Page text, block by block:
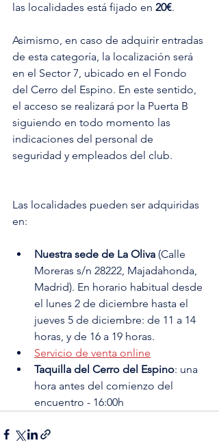
las localidades está fijado en 20€.
Asimismo, en caso de adquirir entradas
de esta categoría, la localización será
en el Sector 7, ubicado en el Fondo
del Cerro del Espino. En este sentido,
el acceso se realizará por la Puerta B
siguiendo en todo momento las
indicaciones del personal de
seguridad y empleados del club.
Las localidades pueden ser adquiridas
en:
Nuestra sede de La Oliva (Calle
Moreras s/n 28222, Majadahonda,
Madrid). En horario habitual desde
el lunes 2 de diciembre hasta el
jueves 5 de diciembre: de 11 a 14
horas, y de 16 a 19 horas.
Servicio de venta online
Taquilla del Cerro del Espino: una
hora antes del comienzo del
encuentro - 16:00h